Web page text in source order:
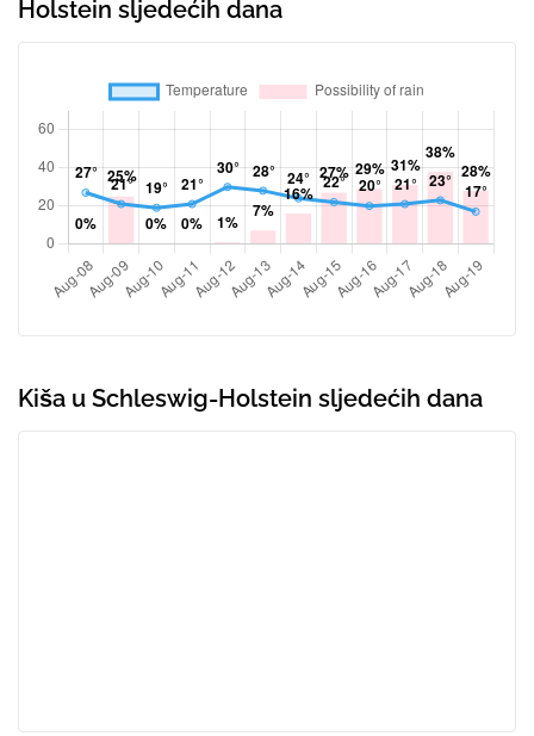
Holstein sljedećih dana
Kiša u Schleswig-Holstein sljedećih dana